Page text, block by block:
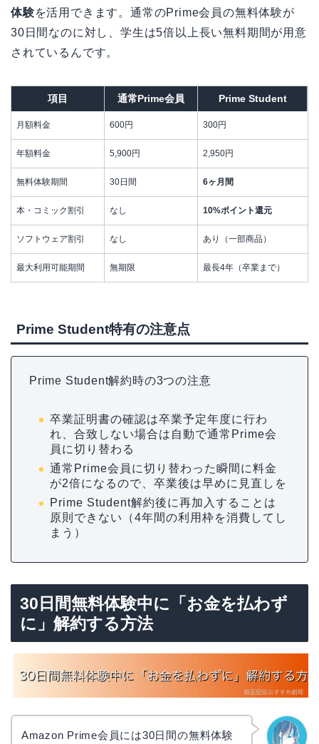
体験を活用できます。通常のPrime会員の無料体験が
30日間なのに対し、学生は5倍以上長い無料期間が用意
されているんです。
項目 通常Prime会員 Prime Student
月額料金 600円 300円
年額料金 5,900円 2,950円
無料体験期間 30日間 6ヶ月間
本・コミック割引 なし 10%ポイント還元
ソフトウェア割引 なし あり（一部商品）
最大利用可能期間 無期限 最長4年（卒業まで）
Prime Student特有の注意点
Prime Student解約時の3つの注意
卒業証明書の確認は卒業予定年度に行わ
れ、合致しない場合は自動で通常Prime会
員に切り替わる
通常Prime会員に切り替わった瞬間に料金
が2倍になるので、卒業後は早めに見直しを
Prime Student解約後に再加入することは
原則できない（4年間の利用枠を消費してし
まう）
30日間無料体験中に「お金を払わず
に」解約する方法
Amazon Prime会員には30日間の無料体験